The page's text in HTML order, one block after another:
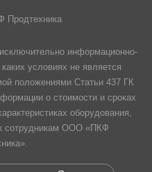
Продтехника
информационно-
условиях не является
положениями Статьи 437 ГК
о стоимости и сроках
оборудования,
сотрудникам ООО «ПКФ